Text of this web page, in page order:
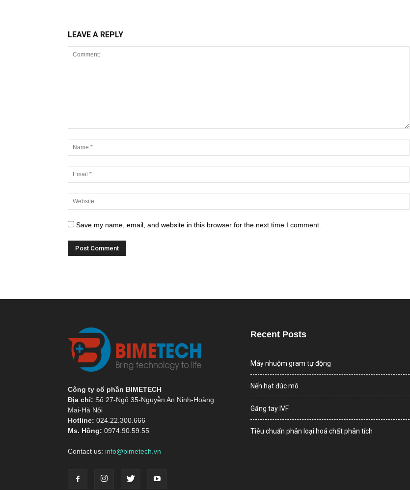
LEAVE A REPLY
Save my name, email, and website in this browser for the next time I comment.
Công ty cổ phần BIMETECH
Địa chỉ: Số 27-Ngõ 35-Nguyễn An Ninh-Hoàng
Mai-Hà Nội
Hotline: 024.22.300.666
Ms. Hồng: 0974.90.59.55
Contact us: info@bimetech.vn
Recent Posts
Máy nhuộm gram tự động
Nến hạt đúc mô
Găng tay IVF
Tiêu chuẩn phân loại hoá chất phân tích